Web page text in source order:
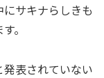
サキナらしきも
。
表されていない